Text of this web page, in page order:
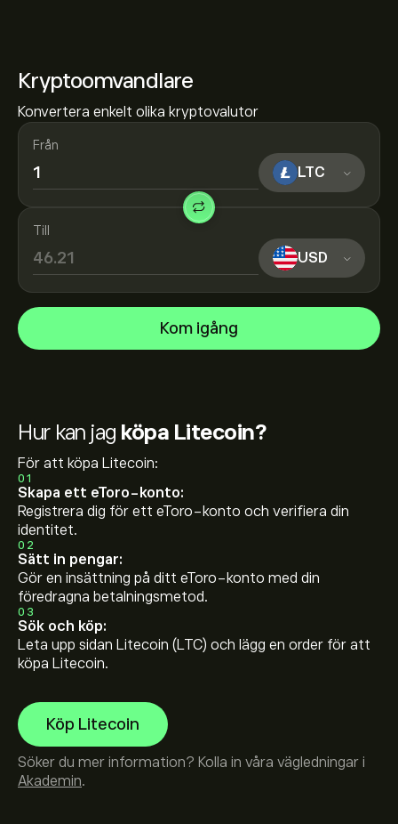
Kryptoomvandlare
Konvertera enkelt olika kryptovalutor
Från
LTC
Till
USD
Kom igång
Hur kan jag köpa Litecoin?
För att köpa Litecoin:
01
Skapa ett eToro-konto:
Registrera dig för ett eToro-konto och verifiera din
identitet.
02
Sätt in pengar:
Gör en insättning på ditt eToro-konto med din
föredragna betalningsmetod.
03
Sök och köp:
Leta upp sidan Litecoin (LTC) och lägg en order för att
köpa Litecoin.
Köp Litecoin
Söker du mer information? Kolla in våra vägledningar i
Akademin.